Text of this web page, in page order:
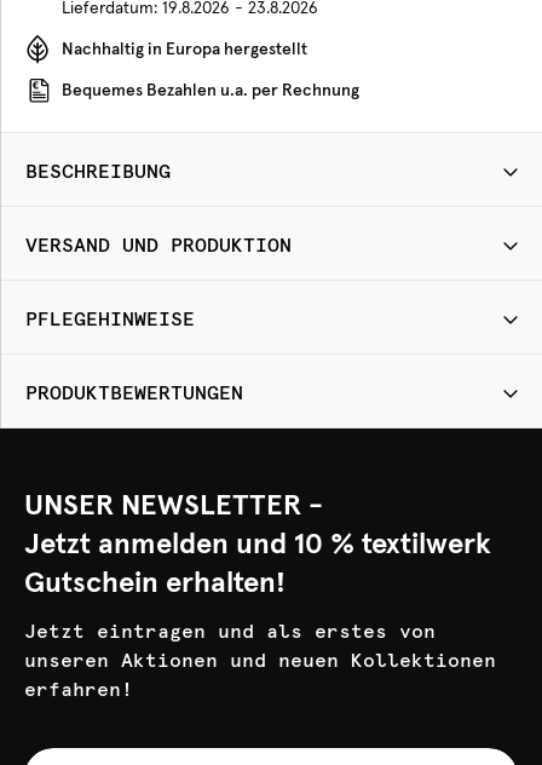
Lieferdatum: 19.8.2026 - 23.8.2026
Nachhaltig in Europa hergestellt
Bequemes Bezahlen u.a. per Rechnung
BESCHREIBUNG
VERSAND UND PRODUKTION
PFLEGEHINWEISE
PRODUKTBEWERTUNGEN
UNSER NEWSLETTER -
Jetzt anmelden und 10 % textilwerk
Gutschein erhalten!
Jetzt eintragen und als erstes von
unseren Aktionen und neuen Kollektionen
erfahren!